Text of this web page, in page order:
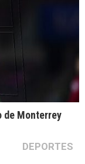
de Monterrey
DEPORTES